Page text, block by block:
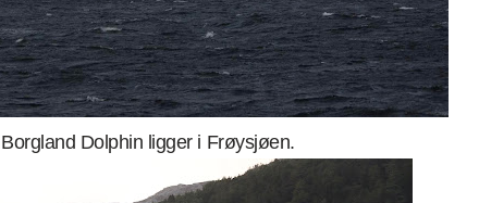
Dolphin ligger i Frøysjøen.